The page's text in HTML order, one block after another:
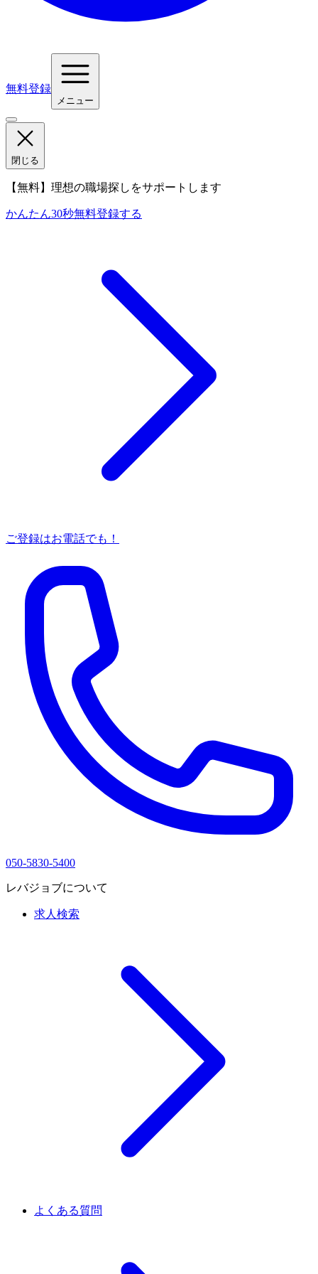
無料登録
メニュー
閉じる
【無料】理想の職場探しをサポートします
かんたん30秒無料登録する
ご登録はお電話でも！
050-5830-5400
レバジョブについて
求人検索
よくある質問